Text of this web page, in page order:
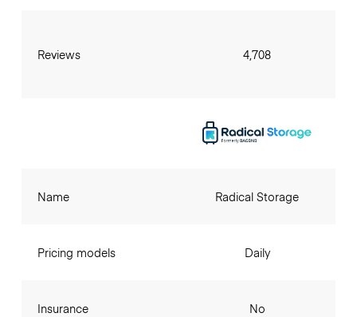
Reviews 4,708
Name
Pricing models
Insurance
Radical Storage
Daily
No